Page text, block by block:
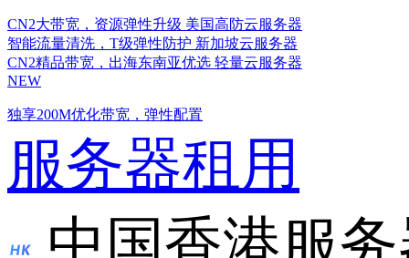
CN2大带宽，资源弹性升级 美国高防云服务器
智能流量清洗，T级弹性防护 新加坡云服务器
CN2精品带宽，出海东南亚优选 轻量云服务器
NEW
独享200M优化带宽，弹性配置
服务器租用
中国香港服